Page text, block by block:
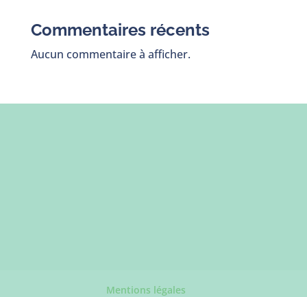
Commentaires récents
Aucun commentaire à afficher.
Mentions légales